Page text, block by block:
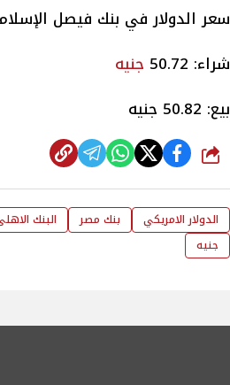
سعر الدولار في بنك فيصل
شراء: 50.72
جنيه
بيع: 50.82 جنيه
شارك
الدولار الامريكي بنك مصر
البنك
جنيه